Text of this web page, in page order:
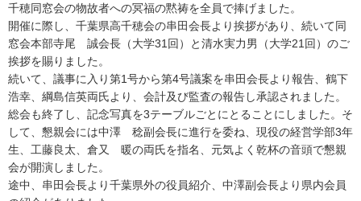
千穂同窓会の物故者への冥福の黙祷を全員で捧げました。
開催に際し、千葉県高千穂会の串田会長より挨拶があり、続いて同
窓会本部寺尾 誠会長（大学31回）と清水実力男（大学21回）のご
挨拶を賜りました。
続いて、議事に入り第1号から第4号議案を串田会長より報告、鶴下
浩幸、綱島信英両氏より、会計及び監査の報告し承認されました。
総会も終了し、記念写真を3テーブルごとにとることにしました。そ
して、懇親会には中澤 稔副会長に進行を委ね、現役の経営学部3年
生、工藤良太、倉又 暖の両氏を指名、元気よく乾杯の音頭で懇親
会が開演しました。
途中、串田会長より千葉県外の役員紹介、中澤副会長より県内会員